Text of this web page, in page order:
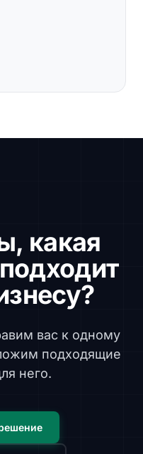
какая
вас к одному
подходящие
него.